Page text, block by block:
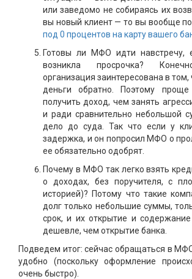
или заведомо не собираясь их
вы новый клиент — то вы вообще
под 0 процентов на карту вашего
Готовы ли МФО идти навстречу,
возникла просрочка?
организация заинтересована в том,
деньги обратно. Поэтому
получить доход, чем занять
и ради сравнительно небольшой
дело до суда. Так что если у
задержка, и он попросил МФО о
ее обязательно одобрят.
Почему в МФО так легко взять
о доходах, без поручителя, с
историей)? Потому что такие
долг только небольшие суммы,
срок, и их открытие и
дешевле, чем открытие банка.
Подведем итог: сейчас обращаться в
удобно (поскольку оформление
очень быстро).